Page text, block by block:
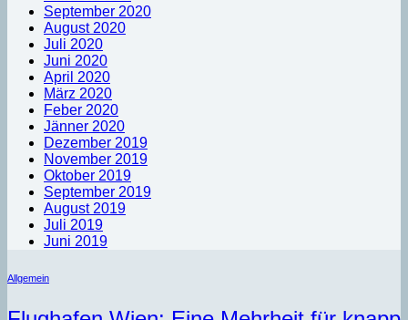
September 2020
August 2020
Juli 2020
Juni 2020
April 2020
März 2020
Feber 2020
Jänner 2020
Dezember 2019
November 2019
Oktober 2019
September 2019
August 2019
Juli 2019
Juni 2019
Allgemein